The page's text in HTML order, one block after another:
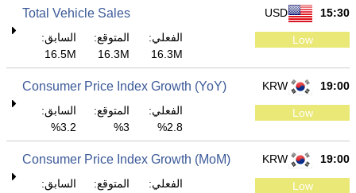
15:30
USD
Total Vehicle Sales
Low
الفعلي:
16.3M
المتوقع:
16.3M
السابق:
16.5M
19:00
KRW
Consumer Price Index Growth (YoY)
Low
الفعلي:
2.8%
المتوقع:
3%
السابق:
3.2%
19:00
KRW
Consumer Price Index Growth (MoM)
Low
الفعلي:
المتوقع:
السابق: